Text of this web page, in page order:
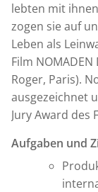
lebten mit
zogen sie auf
Leben als
Film
Roger, Paris).
ausgezeichnet
Jury Award des
Aufgaben und